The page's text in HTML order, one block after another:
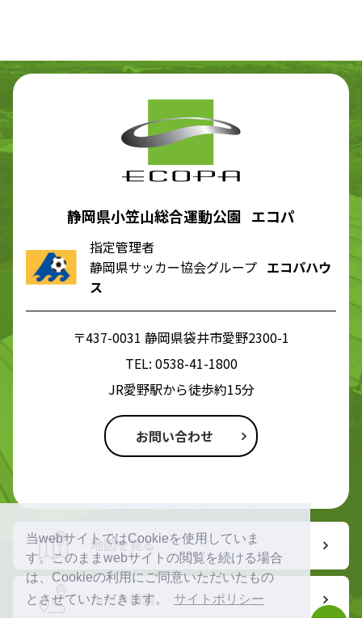
当webサイトではCookieを使用していま
す。このままwebサイトの閲覧を続ける場合
は、Cookieの利用にご同意いただいたもの
とさせていただきます。
サイトポリシー
静岡県小笠山総合運動公園 エコパ
指定管理者
静岡県サッカー協会グループ エコパハウ
ス
〒437-0031 静岡県袋井市愛野2300-1
TEL: 0538-41-1800
JR愛野駅から徒歩約15分
お問い合わせ
地図を見る
ルート検索